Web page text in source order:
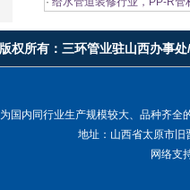
版权所有： 三环管业驻山西办事处
国内同行业生产规模较大、品种齐
地址：山西省太原市
网络支